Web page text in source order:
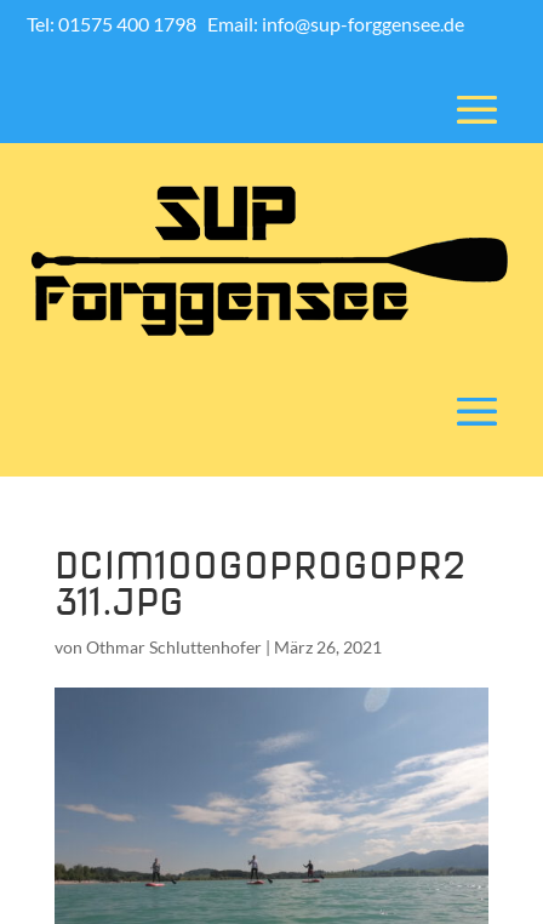
Tel: 01575 400 1798 Email: info@sup-forggensee.de
DCIM100GOPROGOPR2
311.JPG
von Othmar Schluttenhofer| März 26, 2021